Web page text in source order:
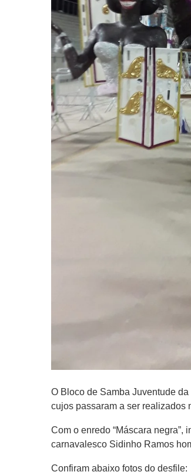
O Bloco de Samba Juventude
cujos passaram a ser realizados
Com o enredo “Máscara
carnavalesco Sidinho Ramos
Confiram abaixo fotos do desfile: